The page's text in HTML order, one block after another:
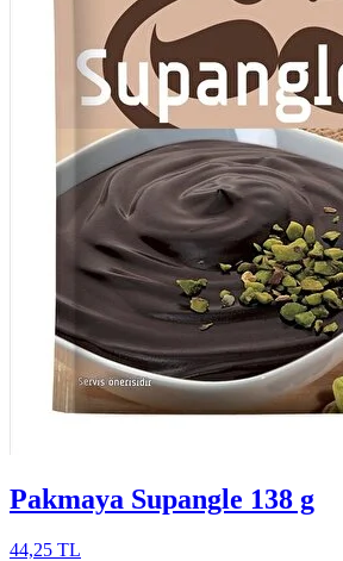
Pakmaya Supangle 138 g
44,25 TL